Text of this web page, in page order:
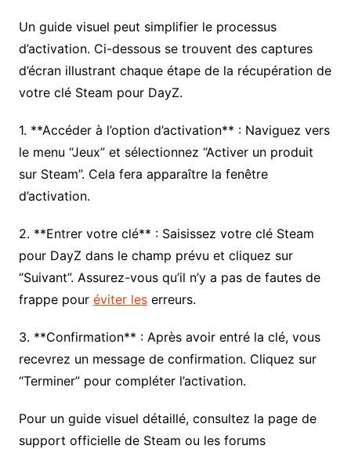
Un guide visuel peut simplifier le processus
d’activation. Ci-dessous se trouvent des captures
d’écran illustrant chaque étape de la récupération de
votre clé Steam pour DayZ.
1. **Accéder à l’option d’activation** : Naviguez vers
le menu “Jeux” et sélectionnez “Activer un produit
sur Steam”. Cela fera apparaître la fenêtre
d’activation.
2. **Entrer votre clé** : Saisissez votre clé Steam
pour DayZ dans le champ prévu et cliquez sur
“Suivant”. Assurez-vous qu’il n’y a pas de fautes de
frappe pour éviter leserreurs.
3. **Confirmation** : Après avoir entré la clé, vous
recevrez un message de confirmation. Cliquez sur
“Terminer” pour compléter l’activation.
Pour un guide visuel détaillé, consultez la page de
support officielle de Steam ou les forums